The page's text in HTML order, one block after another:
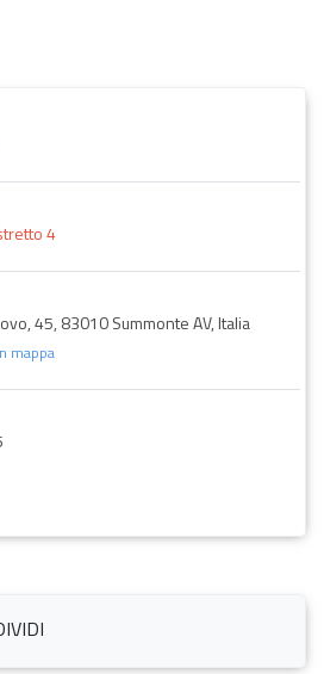
4
45, 83010 Summonte AV, Italia
mappa